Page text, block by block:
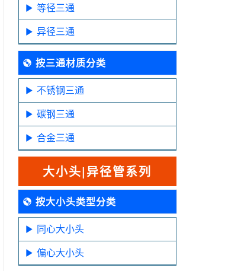
等径三通
异径三通
按三通材质分类
不锈钢三通
碳钢三通
合金三通
大小头|异径管系列
按大小头类型分类
同心大小头
偏心大小头